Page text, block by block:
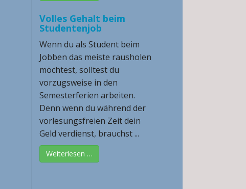
Volles Gehalt beim
Studentenjob
Wenn du als Student beim
Jobben das meiste rausholen
möchtest, solltest du
vorzugsweise in den
Semesterferien arbeiten.
Denn wenn du während der
vorlesungsfreien Zeit dein
Geld verdienst, brauchst ...
Weiterlesen …